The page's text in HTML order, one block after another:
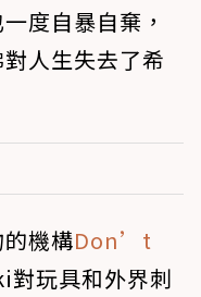
度自暴自棄，
人生失去了希
機構Don’t
對玩具和外界刺